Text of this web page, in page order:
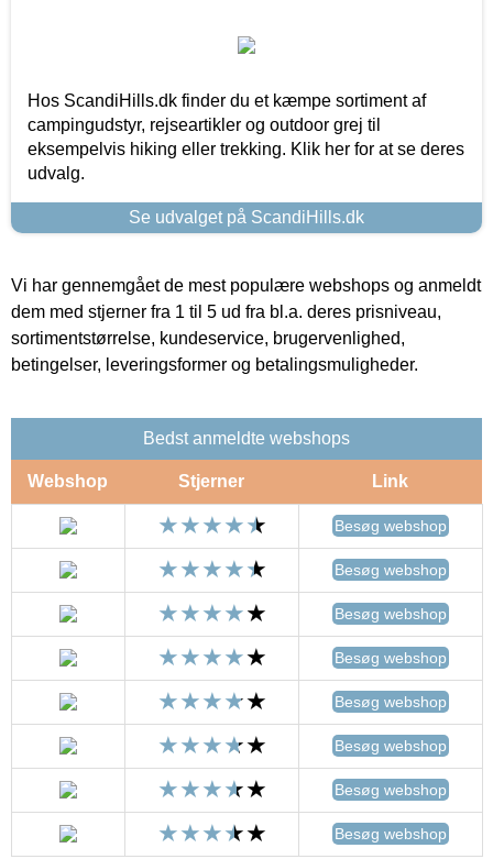
Hos ScandiHills.dk finder du et kæmpe sortiment af
campingudstyr, rejseartikler og outdoor grej til
eksempelvis hiking eller trekking. Klik her for at se deres
udvalg.
Se udvalget på ScandiHills.dk
Vi har gennemgået de mest populære webshops og anmeldt
dem med stjerner fra 1 til 5 ud fra bl.a. deres prisniveau,
sortimentstørrelse, kundeservice, brugervenlighed,
betingelser, leveringsformer og betalingsmuligheder.
Bedst anmeldte webshops
Webshop Stjerner Link
Besøg webshop
Besøg webshop
Besøg webshop
Besøg webshop
Besøg webshop
Besøg webshop
Besøg webshop
Besøg webshop